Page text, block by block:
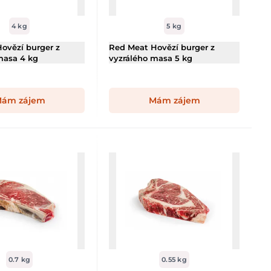
4 kg
burger z
4 kg
zájem
5 kg
Red Meat Hovězí burger z
vyzrálého masa 5 kg
Mám zájem
0.7 kg 0.55 kg